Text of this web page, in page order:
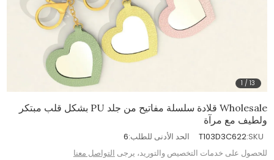
1 /13
Wholesale قلادة سلسلة مفاتيح من جلد PU بشكل قلب مبتكر
ولطيف مع مرآة
SKU:
T103D3C622 الحد الأدنى للطلب:6
للحصول على خدمات التخصيص والتوريد، يرجى التواصل معنا